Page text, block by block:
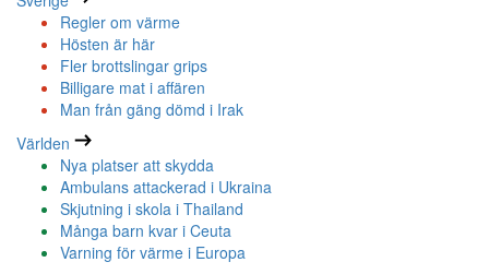
Regler om värme
Hösten är här
Fler brottslingar grips
Billigare mat i affären
Man från gäng dömd i Irak
Världen
Nya platser att skydda
Ambulans attackerad i Ukraina
Skjutning i skola i Thailand
Många barn kvar i Ceuta
Varning för värme i Europa